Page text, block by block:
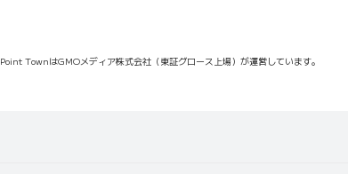
Point TownはGMOメディア株式会社（東証グロース上場）が運営しています。